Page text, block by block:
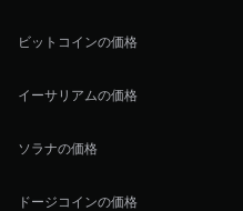
ビットコインの価格
イーサリアムの価格
ソラナの価格
ドージコインの価格